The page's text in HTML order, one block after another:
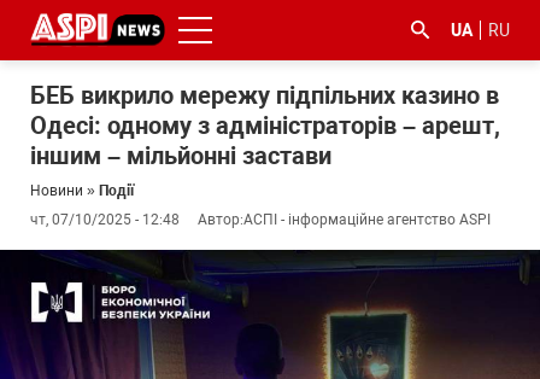
UA RU
БЕБ викрило мережу підпільних казино в
Одесі: одному з адміністраторів – арешт,
іншим – мільйонні застави
Новини » Події
чт, 07/10/2025 - 12:48
Автор:АСПІ - інформаційне агентство ASPI
#боротьба
корупцією
#ДФС #Київ #коронавірус